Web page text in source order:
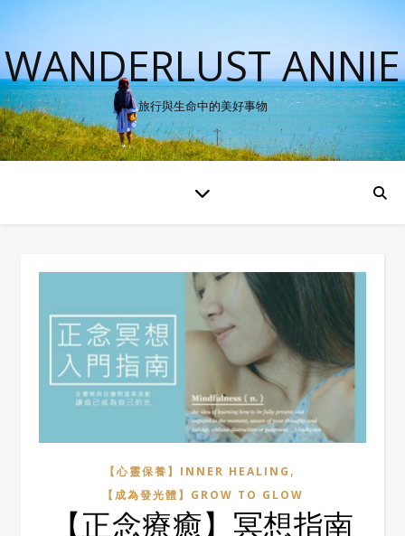
WANDERLUST ANNIE
旅行與生命中的美好事物
【心靈保養】INNER HEALING ,
【成為發光體】GROW TO GLOW
【正念療癒】冥想指南